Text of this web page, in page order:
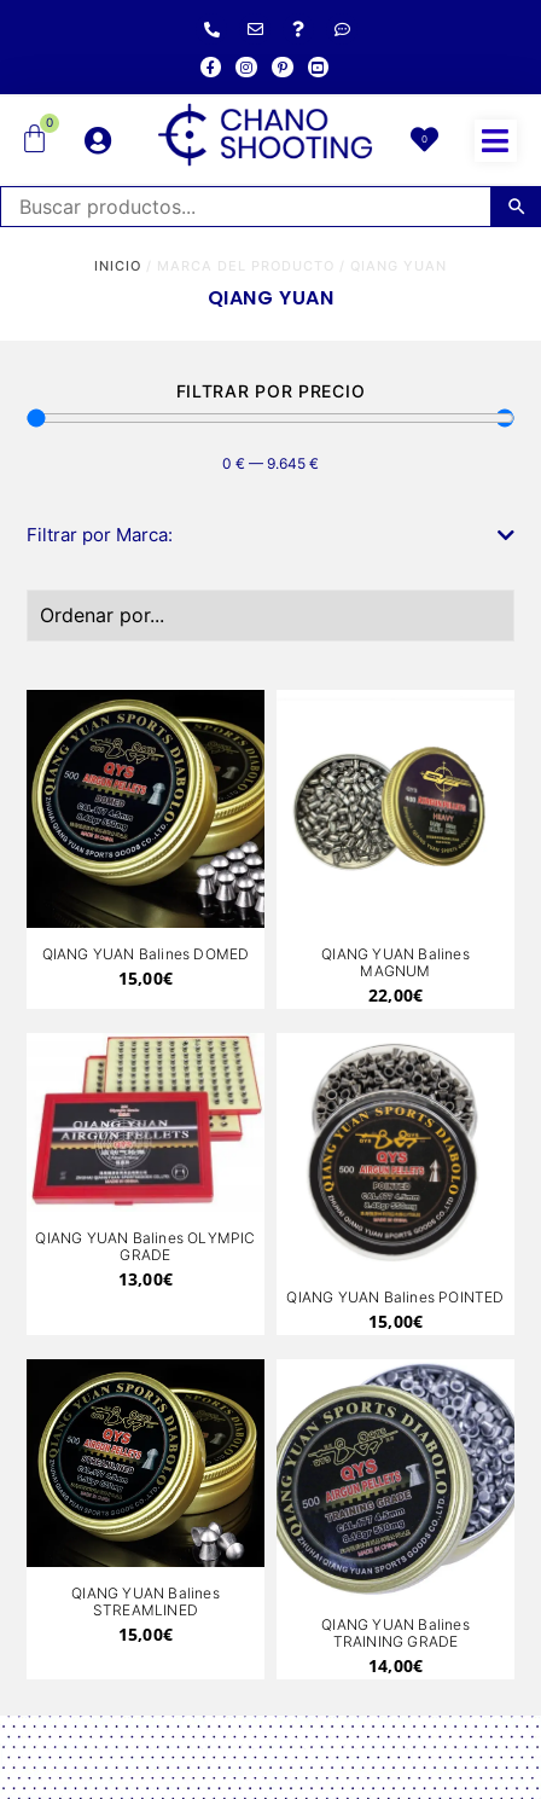
0
0
INICIO / MARCA DEL PRODUCTO / QIANG YUAN
QIANG YUAN
FILTRAR POR PRECIO
0 € — 9.645 €
Filtrar por Marca:
QIANG YUAN Balines DOMED
15,00€
QIANG YUAN Balines
MAGNUM
22,00€
QIANG YUAN Balines OLYMPIC
GRADE
13,00€
QIANG YUAN Balines POINTED
15,00€
QIANG YUAN Balines
STREAMLINED
15,00€
QIANG YUAN Balines
TRAINING GRADE
14,00€